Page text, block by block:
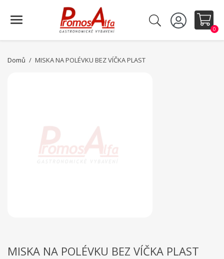
0
Domů MISKA NA POLÉVKU BEZ VÍČKA PLAST
MISKA NA POLÉVKU BEZ VÍČKA PLAST